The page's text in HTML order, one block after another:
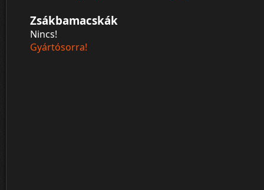
Zsákbamacskák
Nincs!
Gyártósorra!